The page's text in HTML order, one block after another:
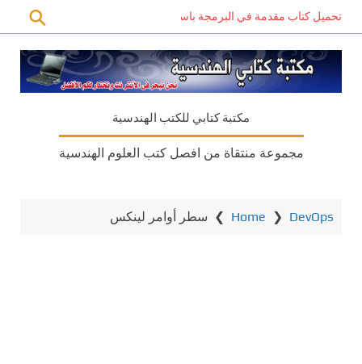
تحميل كتاب مقدمة في البرمجة باستخدام C# PDF – دليل المبتدئين للتعلم الذاتي
مكتبة كتابي للكتب الهندسية
مجموعة منتقاة من افصل كتب العلوم الهندسية
Home ❯ DevOps
❯ سطر أوامر لينكس